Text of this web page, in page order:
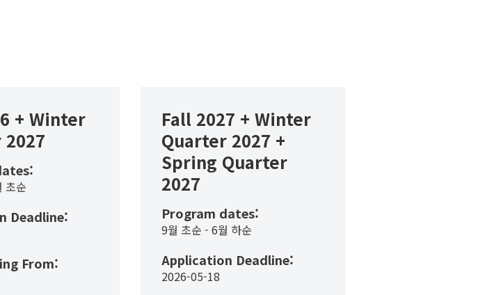
+ Winter
초순
Deadline:
From:
Fall 2027 + Winter
Quarter 2027 +
Spring Quarter
2027
Program dates:
9월 초순 - 6월 하순
Application Deadline:
2026-05-18